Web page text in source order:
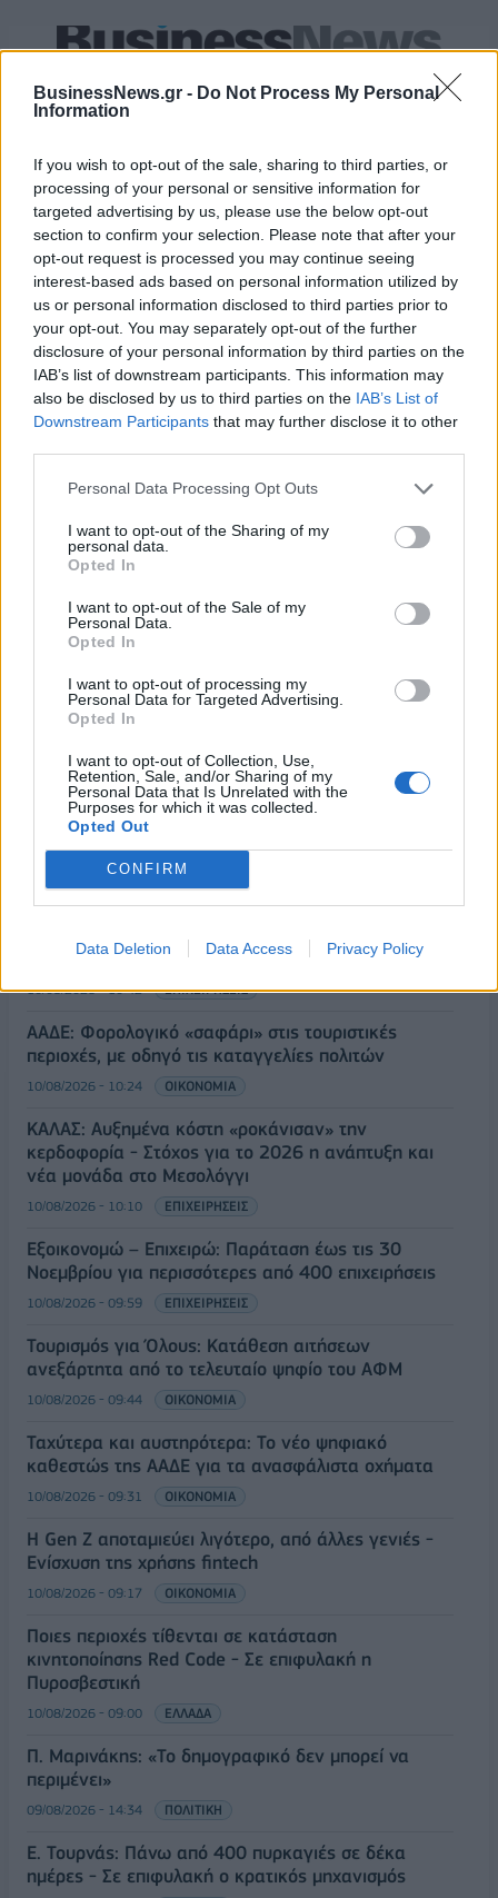
BusinessNews.gr - Do Not Process My Personal
Information
If you wish to opt-out of the sale, sharing to third parties, or
processing of your personal or sensitive information for
targeted advertising by us, please use the below opt-out
section to confirm your selection. Please note that after your
opt-out request is processed you may continue seeing
interest-based ads based on personal information utilized by
us or personal information disclosed to third parties prior to
your opt-out. You may separately opt-out of the further
disclosure of your personal information by third parties on the
IAB’s list of downstream participants. This information may
also be disclosed by us to third parties on the IAB’s List of
Downstream Participants that may further disclose it to other
Personal Data Processing Opt Outs
I want to opt-out of the Sharing of my
personal data.
Opted In
I want to opt-out of the Sale of my
Personal Data.
Opted In
I want to opt-out of processing my
Personal Data for Targeted Advertising.
Opted In
I want to opt-out of Collection, Use,
Retention, Sale, and/or Sharing of my
Personal Data that Is Unrelated with the
Purposes for which it was collected.
Opted Out
CONFIRM
Data Deletion Data Access Privacy Policy
πύλες του σε όλους
ΠΕΡΙΣΣΌΤΕΡΑ ΣΕ ΑΥΤΉ ΤΗΝ ΚΑΤΗΓΟΡΊΑ
Τους Έλληνες του
Λονδίνου καλεί η Ν.
Κεραμέως σε εκδήλωση
23/01/2025 - 16:16
HORECA 2025: Η Έκθεση
θεσμός για τα Ξενοδοχεία
& τη Μαζική Εστίαση, στις
7-10 Φεβρουαρίου 2025
23/01/2025 - 17:18
ΡΟΗ ΕΙΔΗΣΕΩΝ
Από τη Σπάρτη στη διεθνή ελίτ της γεύσης: Νέα
μεγάλη επιτυχία για τις ελιές Σακελλαρόπουλου
10/08/2026 - 10:42 ΕΠΙΧΕΙΡΗΣΕΙΣ
ΑΑΔΕ: Φορολογικό «σαφάρι» στις τουριστικές
περιοχές, με οδηγό τις καταγγελίες πολιτών
10/08/2026 - 10:24 ΟΙΚΟΝΟΜΙΑ
ΚΑΛΑΣ: Αυξημένα κόστη «ροκάνισαν» την
κερδοφορία - Στόχος για το 2026 η ανάπτυξη και
νέα μονάδα στο Μεσολόγγι
10/08/2026 - 10:10 ΕΠΙΧΕΙΡΗΣΕΙΣ
Εξοικονομώ – Επιχειρώ: Παράταση έως τις 30
Νοεμβρίου για περισσότερες από 400 επιχειρήσεις
10/08/2026 - 09:59 ΕΠΙΧΕΙΡΗΣΕΙΣ
Τουρισμός για Όλους: Kατάθεση αιτήσεων
ανεξάρτητα από το τελευταίο ψηφίο του ΑΦΜ
10/08/2026 - 09:44 ΟΙΚΟΝΟΜΙΑ
Ταχύτερα και αυστηρότερα: Το νέο ψηφιακό
καθεστώς της ΑΑΔΕ για τα ανασφάλιστα οχήματα
10/08/2026 - 09:31 ΟΙΚΟΝΟΜΙΑ
Η Gen Z αποταμιεύει λιγότερο, από άλλες γενιές -
Ενίσχυση της χρήσης fintech
10/08/2026 - 09:17 ΟΙΚΟΝΟΜΙΑ
Ποιες περιοχές τίθενται σε κατάσταση
κινητοποίησης Red Code - Σε επιφυλακή η
Πυροσβεστική
10/08/2026 - 09:00 ΕΛΛΑΔΑ
Π. Μαρινάκης: «Το δημογραφικό δεν μπορεί να
περιμένει»
09/08/2026 - 14:34 ΠΟΛΙΤΙΚΗ
Ε. Τουρνάς: Πάνω από 400 πυρκαγιές σε δέκα
ημέρες - Σε επιφυλακή ο κρατικός μηχανισμός